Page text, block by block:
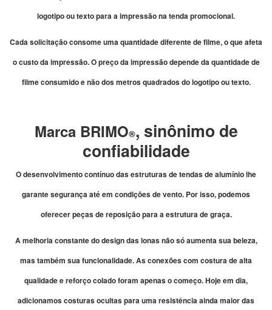
logotipo ou texto para a impressão na tenda promocional.
Cada solicitação consome uma quantidade diferente de filme, o que afeta
o custo da impressão. O preço da impressão depende da quantidade de
filme consumido e não dos metros quadrados do logotipo ou texto.
Marca BRIMO®, sinônimo de
confiabilidade
O desenvolvimento contínuo das estruturas de tendas de alumínio lhe
garante segurança até em condições de vento. Por isso, podemos
oferecer peças de reposição para a estrutura de graça.
A melhoria constante do design das lonas não só aumenta sua beleza,
mas também sua funcionalidade. As conexões com costura de alta
qualidade e reforço colado foram apenas o começo. Hoje em dia,
adicionamos costuras ocultas para uma resistência ainda maior das